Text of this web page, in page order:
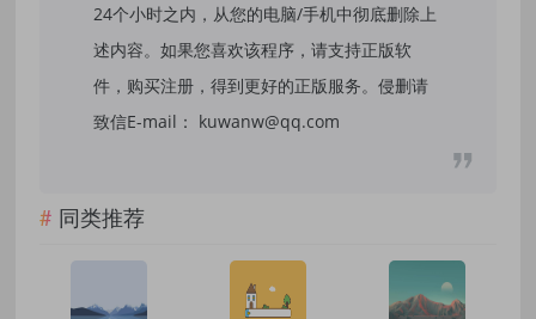
24个小时之内，从您的电脑/手机中彻底删除上
述内容。如果您喜欢该程序，请支持正版软
件，购买注册，得到更好的正版服务。侵删请
致信E-mail： kuwanw@qq.com
同类推荐